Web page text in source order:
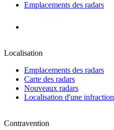
Emplacements des radars
Localisation
Emplacements des radars
Carte des radars
Nouveaux radars
Localisation d'une infraction
Contravention